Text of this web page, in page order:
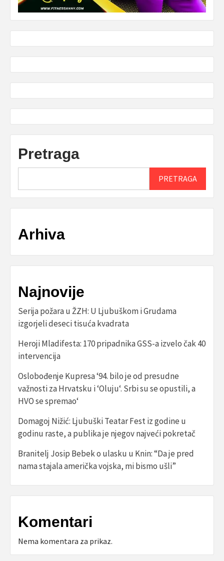
Pretraga
PRETRAGA
Arhiva
Najnovije
Serija požara u ŽZH: U Ljubuškom i Grudama
izgorjeli deseci tisuća kvadrata
Heroji Mladifesta: 170 pripadnika GSS-a izvelo čak 40
intervencija
Oslobođenje Kupresa ‘94. bilo je od presudne
važnosti za Hrvatsku i ‘Oluju‘. Srbi su se opustili, a
HVO se spremao‘
Domagoj Nižić: Ljubuški Teatar Fest iz godine u
godinu raste, a publika je njegov najveći pokretač
Branitelj Josip Bebek o ulasku u Knin: “Da je pred
nama stajala američka vojska, mi bismo ušli”
Komentari
Nema komentara za prikaz.